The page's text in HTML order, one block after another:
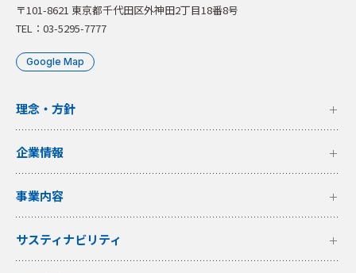
〒101-8621 東京都千代田区外神田2丁目18番8号
TEL：03-5295-7777
Google Map
理念・方針
企業情報
事業内容
サスティナビリティ